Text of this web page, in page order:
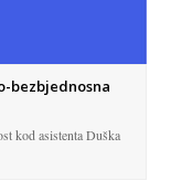
bezbjednosna
kod asistenta Duška